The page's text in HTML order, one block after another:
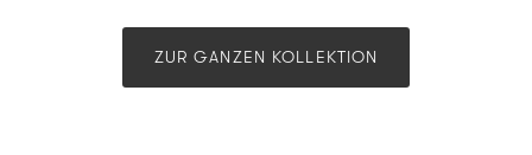
ZUR GANZEN KOLLEKTION